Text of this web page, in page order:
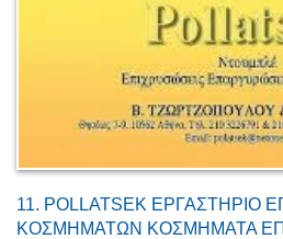
11. POLLATSEK ΕΡΓΑΣΤΗΡΙΟ
ΚΟΣΜΗΜΑΤΩΝ ΚΟΣΜΗΜΑΤΑ